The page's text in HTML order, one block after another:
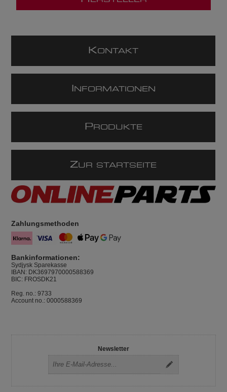
KONTAKT
NFORMATIONEN
P RODUKTE
ZUR STARTSEITE
Zahlungsmethoden
Bankinformationen:
Sydjysk Sparekasse
IBAN: DK3697970000588369
BIC: FROSDK21
Reg. no.: 9733
Account no.: 0000588369
Newsletter